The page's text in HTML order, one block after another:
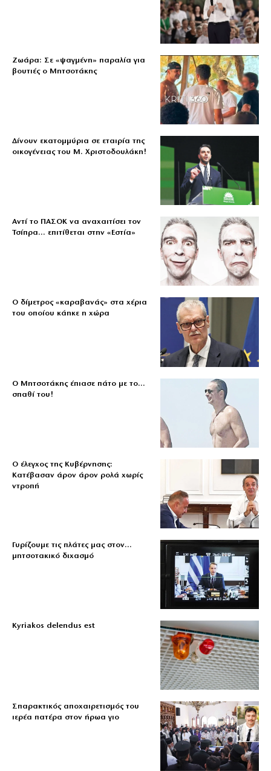
Ζωάρα: Σε «ψαγμένη» παραλία για
βουτιές ο Μητσοτάκης
Δίνουν εκατομμύρια σε εταιρία της
οικογένειας του Μ. Χριστοδουλάκη!
Αντί το ΠΑΣΟΚ να αναχαιτίσει τον
Τσίπρα… επιτίθεται στην «Εστία»
Ο δίμετρος «καραβανάς» στα χέρια
του οποίου κάηκε η χώρα
Ο Μητσοτάκης έπιασε πάτο με το…
σπαθί του!
Ο έλεγχος της Κυβέρνησης:
Κατέβασαν άρον άρον ρολά χωρίς
ντροπή
Γυρίζουμε τις πλάτες μας στον…
μητσοτακικό διχασμό
Kyriakos delendus est
Σπαρακτικός αποχαιρετισμός του
ιερέα πατέρα στον ήρωα γιο